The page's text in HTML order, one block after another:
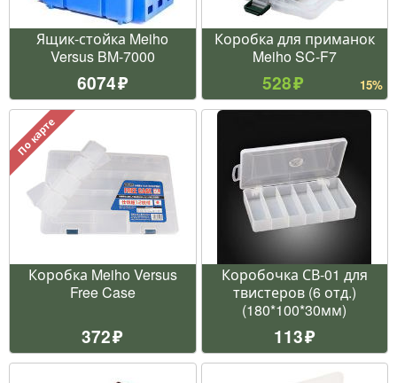
Ящик-стойка Meiho
Versus BM-7000
6074
Коробка для приманок
Meiho SC-F7
528 15%
По карте
Коробка Meiho Versus
Free Case
372
Коробочка СВ-01 для
твистеров (6 отд.)
(180*100*30мм)
113